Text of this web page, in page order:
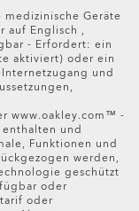
Lens
ausschließlich in
Eine
Shop
ist nicht möglich.
medizinische Geräte
auf Englisch ,
- Erfordert: ein
aktiviert) oder ein
und
www.oakley.com™ -
und
Funktionen und
werden,
geschützt
oder
oder